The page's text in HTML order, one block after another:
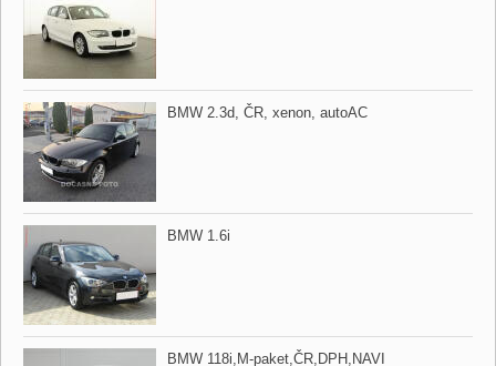
BMW 2.3d,​ ČR,​ xenon,​ autoAC
BMW 1.6i
BMW 118i,​M​-paket,​ČR,​DPH,​NAVI